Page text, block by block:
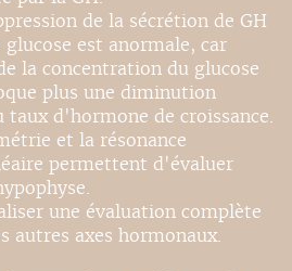
de la sécrétion de GH
est anormale, car
la concentration du glucose
plus une diminution
taux d'hormone de croissance.
et la résonance
permettent d'évaluer
une évaluation complète
autres axes hormonaux.